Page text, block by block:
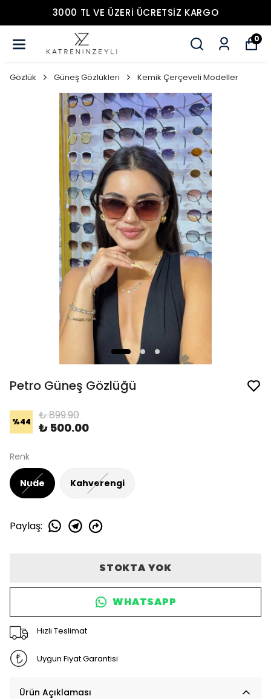
3000 TL VE ÜZERİ ÜCRETSİZ KARGO
0
Gözlük Güneş Gözlükleri Kemik Çerçeveli Modeller
Petro Güneş Gözlüğü
%44 ₺ 899.90
₺ 500.00
Renk
Nude Kahverengi
Paylaş:
STOKTA YOK
WHATSAPP
Hızlı Teslimat
Uygun Fiyat Garantisi
Ürün Açıklaması